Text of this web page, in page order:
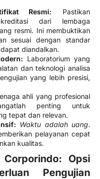
Resmi: Pastikan
dari lembaga
resmi. Ini membuktikan
sesuai dengan standar
diandalkan.
Laboratorium yang
dan teknologi analisa
yang lebih presisi,
ahli yang profesional
penting untuk
tepat dan relevan.
Waktu adalah uang.
pelayanan cepat
kualitas.
Opsi
Pengujian